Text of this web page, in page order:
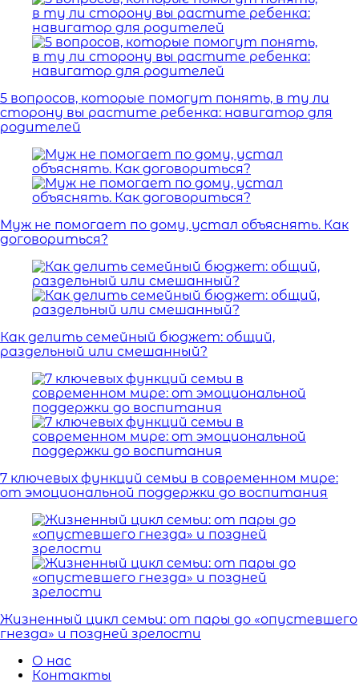
5 вопросов, которые помогут понять, в ту ли
сторону вы растите ребенка: навигатор для
родителей
Муж не помогает по дому, устал объяснять. Как
договориться?
Как делить семейный бюджет: общий,
раздельный или смешанный?
7 ключевых функций семьи в современном мире:
от эмоциональной поддержки до воспитания
Жизненный цикл семьи: от пары до «опустевшего
гнезда» и поздней зрелости
О нас
Контакты